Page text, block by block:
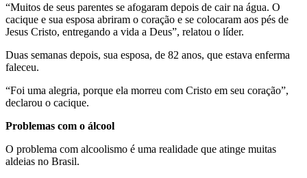
“Muitos de seus parentes se afogaram depois de cair na água. O
cacique e sua esposa abriram o coração e se colocaram aos pés de
Jesus Cristo, entregando a vida a Deus”, relatou o líder.
Duas semanas depois, sua esposa, de 82 anos, que estava enferma
faleceu.
“Foi uma alegria, porque ela morreu com Cristo em seu coração”,
declarou o cacique.
Problemas com o álcool
O problema com alcoolismo é uma realidade que atinge muitas
aldeias no Brasil.